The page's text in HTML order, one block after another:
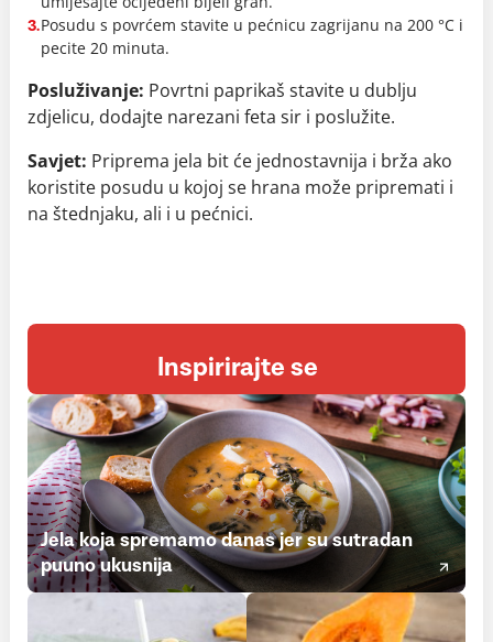
3.Posudu s povrćem stavite u pećnicu zagrijanu na 200 °C i
pecite 20 minuta.
Posluživanje: Povrtni paprikaš stavite u dublju
zdjelicu, dodajte narezani feta sir i poslužite.
Savjet: Priprema jela bit će jednostavnija i brža ako
koristite posudu u kojoj se hrana može pripremati i
na štednjaku, ali i u pećnici.
Inspirirajte se
Jela koja spremamo danas jer su sutradan
puuno ukusnija